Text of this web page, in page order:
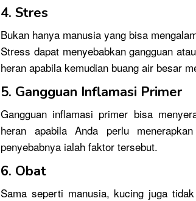
4. Stres
Bukan hanya manusia yang bisa
Stress dapat menyebabkan gangguan
heran apabila kemudian buang air besar
5. Gangguan Inflamasi Primer
Gangguan inflamasi primer bisa
heran apabila Anda perlu
penyebabnya ialah faktor tersebut.
6. Obat
Sama seperti manusia, kucing juga